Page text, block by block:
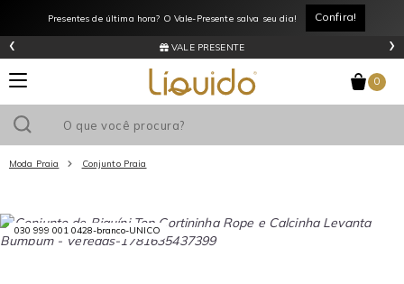
Presentes de última hora? O Vale-Presente salva seu dia! Confira!
VALE PRESENTE
‹ ›
0
Moda Praia Conjunto Praia
Utilize o cupom e ganheR$0de descontoem sua primeira
030 999 001 0428-branco-UNICO